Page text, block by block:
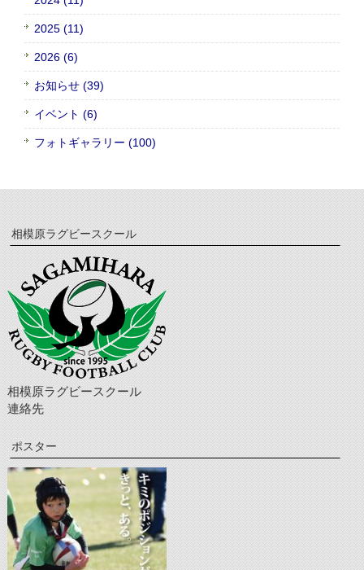
2025 (11)
2026 (6)
お知らせ (39)
イベント (6)
フォトギャラリー (100)
相模原ラグビースクール
相模原ラグビースクール
連絡先
ポスター